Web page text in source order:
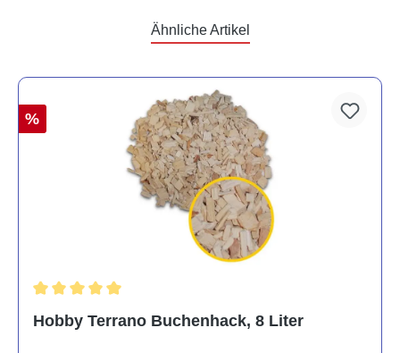
Ähnliche Artikel
%
Hobby Terrano Buchenhack, 8 Liter